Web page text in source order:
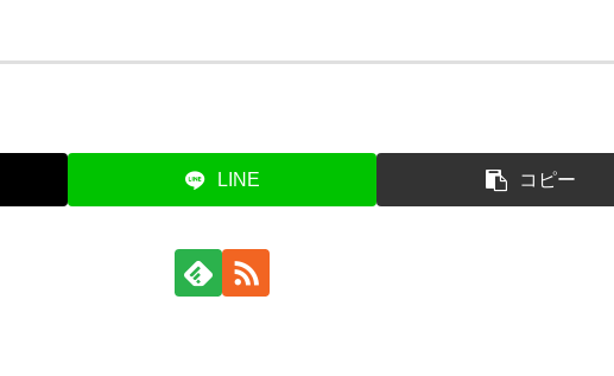
LINE コピー